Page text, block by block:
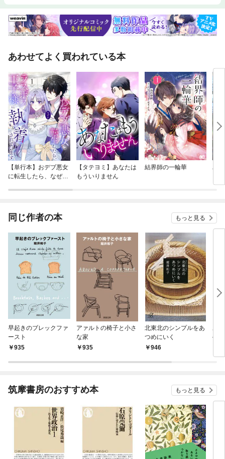
あわせてよく買われている本
【単行本】おデブ悪女
に転生したら、なぜか
【タテヨミ】あなたは
もういりません
結界師の一輪華
バ
今
同じ作者の本 もっと見る
早起きのブレックファ
ースト
935
アァルトの椅子と小さ
な家
935
北東北のシンプルをあ
つめにいく
946
あ
─絵
筑摩書房のおすすめ本 もっと見る